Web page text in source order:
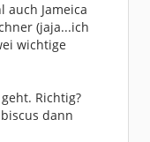
auch Jameica
(jaja...ich
wichtige
Richtig?
dann